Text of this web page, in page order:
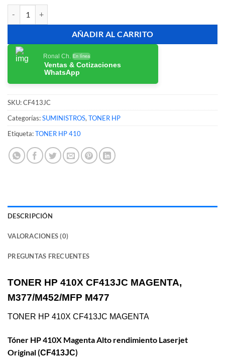
AÑADIR AL CARRITO
Ronal Ch. En línea
Ventas & Cotizaciones
WhatsApp
SKU:CF413JC
Categorías:SUMINISTROS, TONER HP
Etiqueta:TONER HP 410
DESCRIPCIÓN
VALORACIONES (0)
PREGUNTAS FRECUENTES
TONER HP 410X CF413JC MAGENTA,
M377/M452/MFP M477
TONER HP 410X CF413JC MAGENTA
Tóner HP 410X Magenta Alto rendimiento Laserjet
Original (CF413JC)